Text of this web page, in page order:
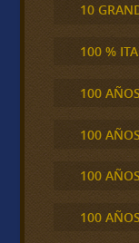
10
100 %
100
100
100
100